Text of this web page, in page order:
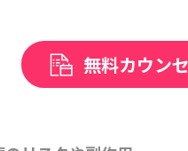
無料カウン